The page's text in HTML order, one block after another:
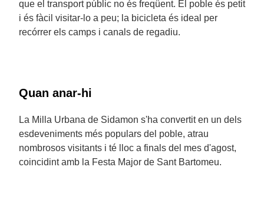
que el transport públic no és freqüent. El poble és petit
i és fàcil visitar-lo a peu; la bicicleta és ideal per
recórrer els camps i canals de regadiu.
Quan anar-hi
La Milla Urbana de Sidamon s'ha convertit en un dels
esdeveniments més populars del poble, atrau
nombrosos visitants i té lloc a finals del mes d'agost,
coincidint amb la Festa Major de Sant Bartomeu.